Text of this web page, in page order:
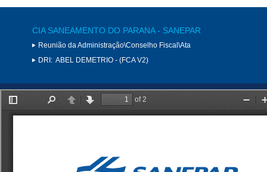
CIA SANEAMENTO DO PARANA - SANEPAR
Reunião da Administração\Conselho Fiscal\Ata
DRI: ABEL DEMETRIO - (FCA V2)